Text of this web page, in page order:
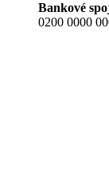
Bankové
0200 0000